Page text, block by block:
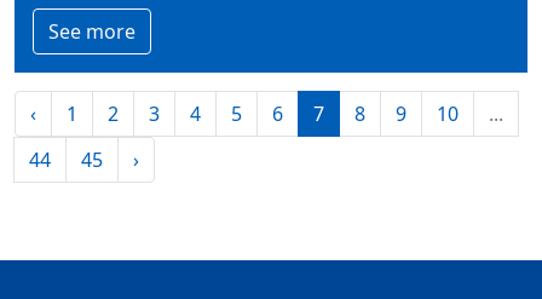
See more
‹ 1 2 3 4 5 6 7 8 9 10
...
44
45 ›